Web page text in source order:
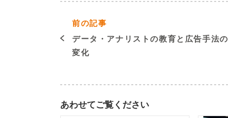
前の記事
データ・アナリストの教育と広告手法の
変化
あわせてご覧ください